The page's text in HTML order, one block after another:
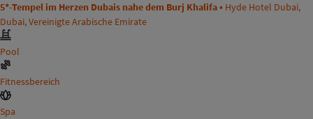
5*-Tempel im Herzen Dubais nahe dem Burj Khalifa • Hyde Hotel Dubai,
Dubai, Vereinigte Arabische Emirate
Pool
Fitnessbereich
Spa